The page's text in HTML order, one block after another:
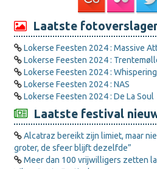
Laatste
Lokerse Feesten 2024 : Massive
Lokerse Feesten 2024 :
Lokerse Feesten 2024 :
Lokerse Feesten 2024 : NAS
Lokerse Feesten 2024 : De La Soul
Laatste festival
Alcatraz bereikt zijn limiet, maar
groter, de sfeer blijft dezelfde”
Meer dan 100 vrijwilligers zetten